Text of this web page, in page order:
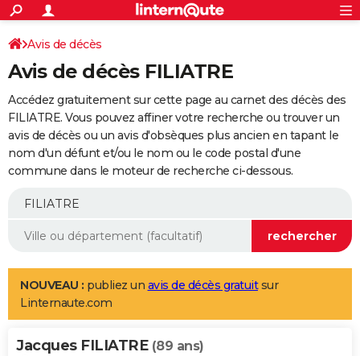
ACTUALITÉS
Politique
Société
Faits Divers
Education
Monde
Villes
+
SPORT
Coupe du monde 2026
Football
Tennis
Cyclisme
Rugby
Forum
Programme TV
TNT
Streaming
Cinéma
Sorties cinéma
Musique
+
FINANCE
Retraite
Epargne
Immobilier
Risques naturels par ville
Banque
Assurance
AUTO
Essais
Réserver un essai
Citadines
Berlines
SUV
Forum auto
+
Mobiles
Meilleur smartphone
Internet
Ordinateurs
Jeux vidéo
Guide high-tech
Aménagement intérieur
LIFESTYLE
Art de vivre
Bien-être
Loisirs
Mode
Modes de vie
Alimentation
Guide de la santé
Maladies
Médicaments
Sommeil
VOYAGE
Avis de décès
Avis de décès FILIATRE
Accédez gratuitement sur cette page au carnet des décès des
FILIATRE. Vous pouvez affiner votre recherche ou trouver un
avis de décès ou un avis d'obsèques plus ancien en tapant le
nom d'un défunt et/ou le nom ou le code postal d'une
commune dans le moteur de recherche ci-dessous.
NOUVEAU : publiez un avis de décès gratuitsur
Linternaute.com
Jacques FILIATRE (89 ans)